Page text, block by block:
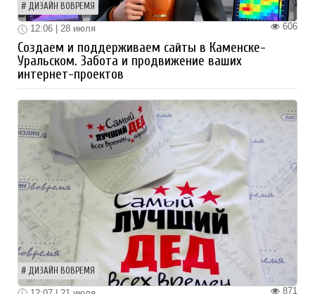
ДИЗАЙН ВОВРЕМЯ
606
12:06 | 28 июля
Создаем и поддерживаем сайты в Каменске-
Уральском. Забота и продвижение ваших
интернет-проектов
ДИЗАЙН ВОВРЕМЯ
871